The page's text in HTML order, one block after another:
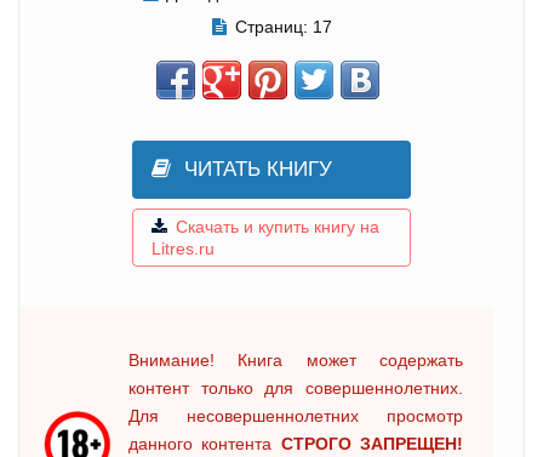
Страниц: 17
ЧИТАТЬ КНИГУ
Скачать и купить книгу на
Litres.ru
Внимание! Книга может содержать
контент только для совершеннолетних.
Для несовершеннолетних просмотр
данного контента СТРОГО ЗАПРЕЩЕН!